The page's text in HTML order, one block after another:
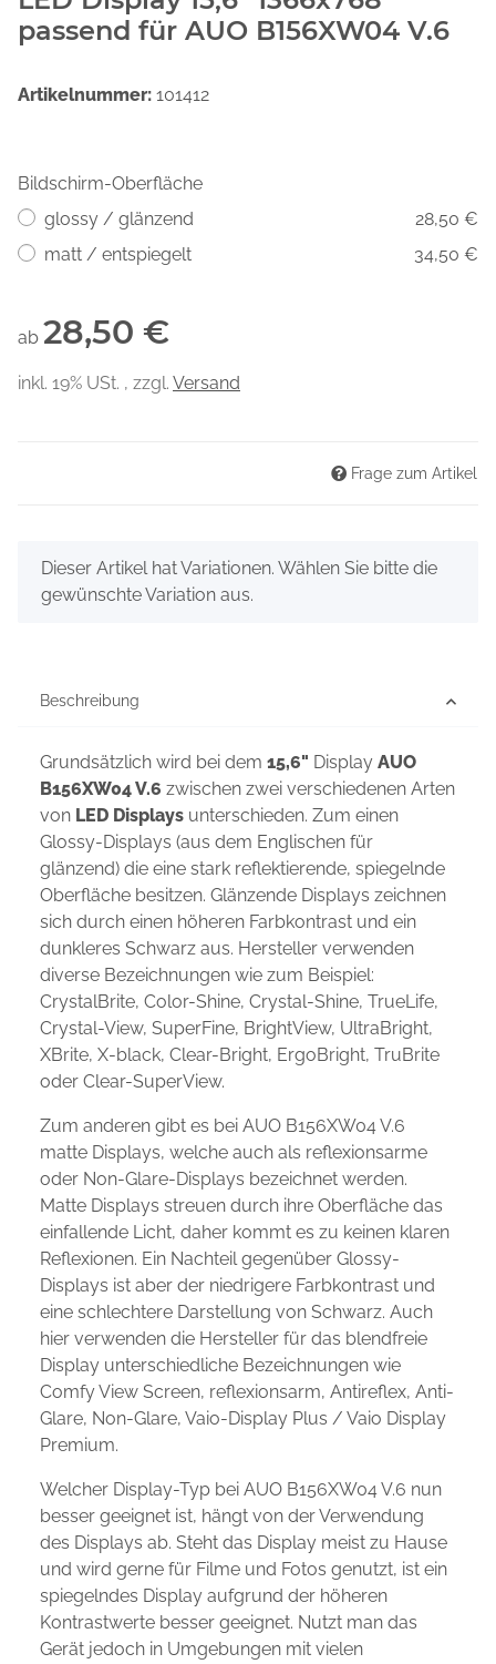
passend für AUO B156XW04 V.6
Artikelnummer: 101412
Bildschirm-Oberfläche
glossy / glänzend
28,50 €
matt / entspiegelt
34,50 €
ab 28,50 €
inkl. 19% USt. , zzgl. Versand
Frage zum Artikel
x
Dieser Artikel hat Variationen. Wählen Sie bitte die
gewünschte Variation aus.
Beschreibung
Grundsätzlich wird bei dem 15,6" Display AUO
B156XW04 V.6 zwischen zwei verschiedenen Arten
von LED Displays unterschieden. Zum einen
Glossy-Displays (aus dem Englischen für
glänzend) die eine stark reflektierende, spiegelnde
Oberfläche besitzen. Glänzende Displays zeichnen
sich durch einen höheren Farbkontrast und ein
dunkleres Schwarz aus. Hersteller verwenden
diverse Bezeichnungen wie zum Beispiel:
CrystalBrite, Color-Shine, Crystal-Shine, TrueLife,
Crystal-View, SuperFine, BrightView, UltraBright,
XBrite, X-black, Clear-Bright, ErgoBright, TruBrite
oder Clear-SuperView.
Zum anderen gibt es bei AUO B156XW04 V.6
matte Displays, welche auch als reflexionsarme
oder Non-Glare-Displays bezeichnet werden.
Matte Displays streuen durch ihre Oberfläche das
einfallende Licht, daher kommt es zu keinen klaren
Reflexionen. Ein Nachteil gegenüber Glossy-
Displays ist aber der niedrigere Farbkontrast und
eine schlechtere Darstellung von Schwarz. Auch
hier verwenden die Hersteller für das blendfreie
Display unterschiedliche Bezeichnungen wie
Comfy View Screen, reflexionsarm, Antireflex, Anti-
Glare, Non-Glare, Vaio-Display Plus / Vaio Display
Premium.
Welcher Display-Typ bei AUO B156XW04 V.6 nun
besser geeignet ist, hängt von der Verwendung
des Displays ab. Steht das Display meist zu Hause
und wird gerne für Filme und Fotos genutzt, ist ein
spiegelndes Display aufgrund der höheren
Kontrastwerte besser geeignet. Nutzt man das
Gerät jedoch in Umgebungen mit vielen